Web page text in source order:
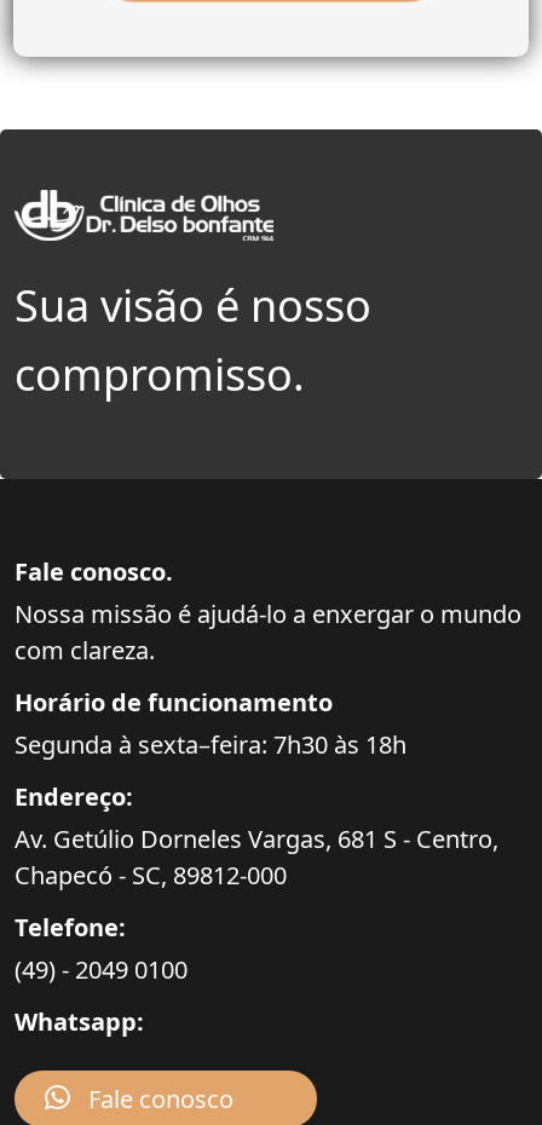
Sua visão é nosso
compromisso.
Fale conosco.
Nossa missão é ajudá-lo a enxergar o mundo
com clareza.
Horário de funcionamento
Segunda à sexta–feira: 7h30 às 18h
Endereço:
Av. Getúlio Dorneles Vargas, 681 S - Centro,
Chapecó - SC, 89812-000
Telefone:
(49) - 2049 0100
Whatsapp:
Fale conosco